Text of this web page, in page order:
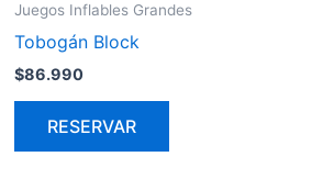
Juegos Inflables Grandes
Tobogán Block
$86.990
RESERVAR